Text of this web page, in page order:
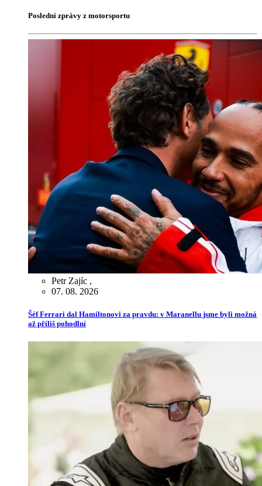
Poslední zprávy z motorsportu
Petr Zajíc ,
07. 08. 2026
Šéf Ferrari dal Hamiltonovi za pravdu: v Maranellu jsme byli možná
až příliš pohodlní